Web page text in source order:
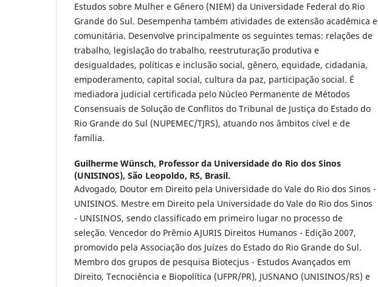
Estudos sobre Mulher e Gênero (NIEM) da Universidade Federal do Rio
Grande do Sul. Desempenha também atividades de extensão acadêmica e
comunitária. Desenvolve principalmente os seguintes temas: relações de
trabalho, legislação do trabalho, reestruturação produtiva e
desigualdades, políticas e inclusão social, gênero, equidade, cidadania,
empoderamento, capital social, cultura da paz, participação social. É
mediadora judicial certificada pelo Núcleo Permanente de Métodos
Consensuais de Solução de Conflitos do Tribunal de Justiça do Estado do
Rio Grande do Sul (NUPEMEC/TJRS), atuando nos âmbitos cível e de
família.
Guilherme Wünsch, Professor da Universidade do Rio dos Sinos
(UNISINOS), São Leopoldo, RS, Brasil.
Advogado, Doutor em Direito pela Universidade do Vale do Rio dos Sinos -
UNISINOS. Mestre em Direito pela Universidade do Vale do Rio dos Sinos
- UNISINOS, sendo classificado em primeiro lugar no processo de
seleção. Vencedor do Prêmio AJURIS Direitos Humanos - Edição 2007,
promovido pela Associação dos Juízes do Estado do Rio Grande do Sul.
Membro dos grupos de pesquisa Biotecjus - Estudos Avançados em
Direito, Tecnociência e Biopolítica (UFPR/PR), JUSNANO (UNISINOS/RS) e